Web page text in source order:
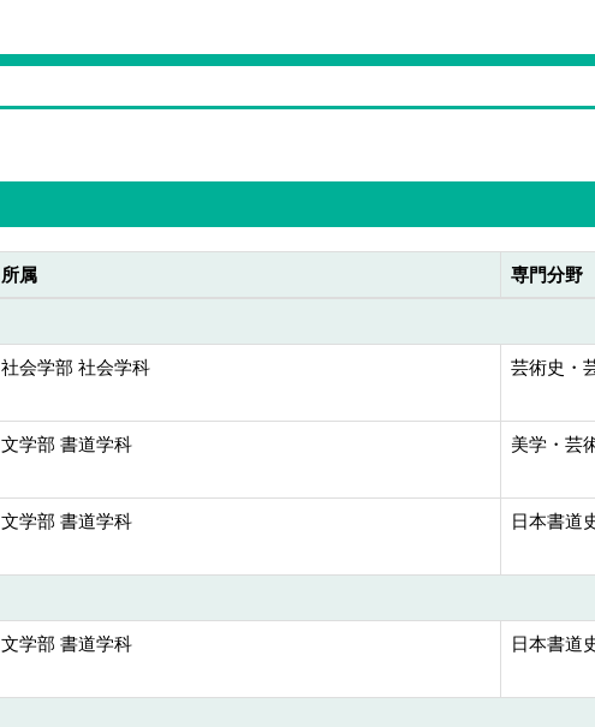
所属 専門分野
社会学部 社会学科 芸術史・
文学部 書道学科 美学・芸
文学部 書道学科 日本書道
文学部 書道学科 日本書道